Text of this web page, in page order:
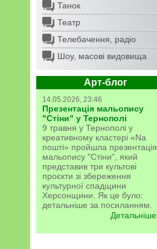
Танок
Театр
Телебачення, радіо
Шоу, масові видовища
Арт-блог
14.05.2026, 23:46
Презентація мальопису
"Стіни" у Тернополі
9 травня у Тернополі у
креативному кластері «Na
пошті» пройшла презентація
мальопису "Стіни", який
представив три культові
проєкти зі збереження
культурної спадщини
Херсонщини. Як це було:
детальніше за посиланням.
Детальніше